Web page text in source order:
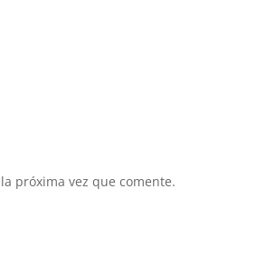
próxima vez que comente.